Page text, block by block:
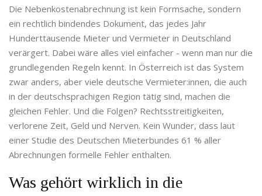
Die Nebenkostenabrechnung ist kein Formsache, sondern
ein rechtlich bindendes Dokument, das jedes Jahr
Hunderttausende Mieter und Vermieter in Deutschland
verärgert. Dabei wäre alles viel einfacher - wenn man nur die
grundlegenden Regeln kennt. In Österreich ist das System
zwar anders, aber viele deutsche Vermieter:innen, die auch
in der deutschsprachigen Region tätig sind, machen die
gleichen Fehler. Und die Folgen? Rechtsstreitigkeiten,
verlorene Zeit, Geld und Nerven. Kein Wunder, dass laut
einer Studie des Deutschen Mieterbundes 61 % aller
Abrechnungen formelle Fehler enthalten.
Was gehört wirklich in die